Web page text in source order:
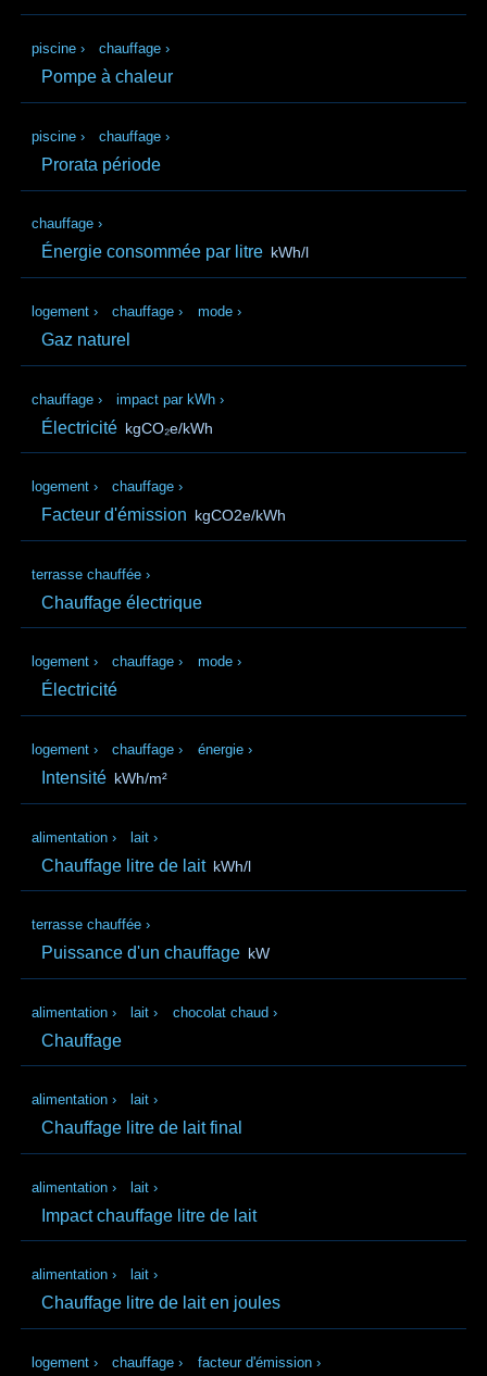
piscine › chauffage ›
Pompe à chaleur
piscine › chauffage ›
Prorata période
chauffage ›
Énergie consommée par litre kWh/l
logement › chauffage › mode ›
Gaz naturel
chauffage › impact par kWh ›
Électricité kgCO₂e/kWh
logement › chauffage ›
Facteur d'émission kgCO2e/kWh
terrasse chauffée ›
Chauffage électrique
logement › chauffage › mode ›
Électricité
logement › chauffage › énergie ›
Intensité kWh/m²
alimentation › lait ›
Chauffage litre de lait kWh/l
terrasse chauffée ›
Puissance d'un chauffage kW
alimentation › lait › chocolat chaud ›
Chauffage
alimentation › lait ›
Chauffage litre de lait final
alimentation › lait ›
Impact chauffage litre de lait
alimentation › lait ›
Chauffage litre de lait en joules
logement › chauffage › facteur d'émission ›